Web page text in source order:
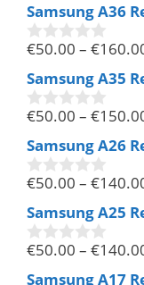
o
n
5
Samsung A36
0
o
n
5
€50.00 – €
Samsung A35
0
o
n
5
€50.00 – €
Samsung A26
0
o
n
5
€50.00 – €
Samsung A25
0
€50.00 – €
Samsung A17